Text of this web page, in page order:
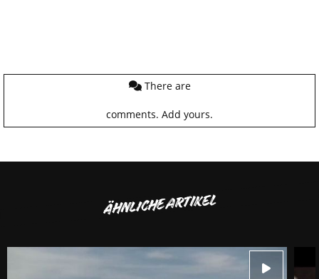
There are
comments. Add yours.
ÄHNLICHE ARTIKEL